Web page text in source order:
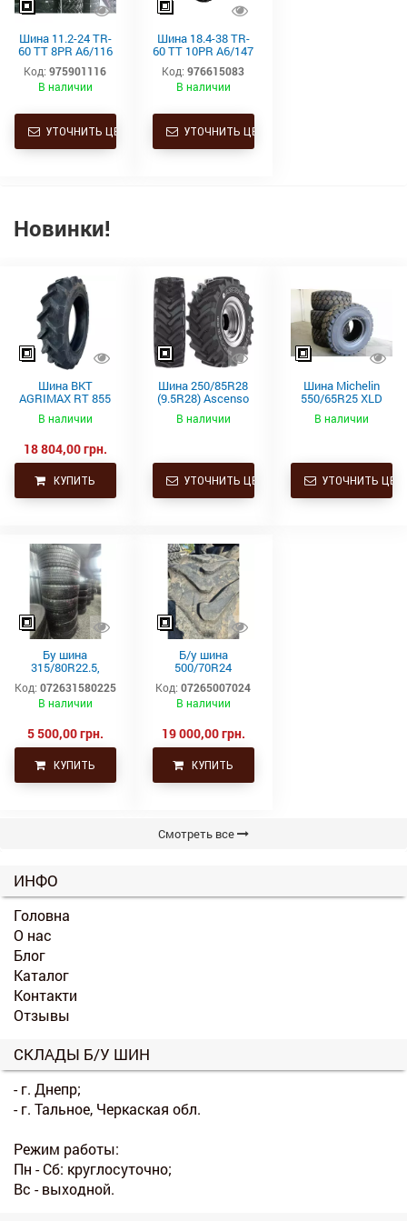
Шина 11.2-24 TR-
60 TT 8PR A6/116
Starmaxx
Код: 975901116
В наличии
УТОЧНИТЬ ЦЕНУ
Шина 18.4-38 TR-
60 TT 10PR A6/147
Starmaxx
Код: 976615083
В наличии
УТОЧНИТЬ ЦЕНУ
Новинки!
Шина BKT
AGRIMAX RT 855
250/85R28
112A8/112B TL
Украине
В наличии
18 804,00 грн.
КУПИТЬ
Шина 250/85R28
(9.5R28) Ascenso
TDR 850 112D TL
В наличии
УТОЧНИТЬ ЦЕНУ
Шина Michelin
550/65R25 XLD
182A2 L3 TL
В наличии
УТОЧНИТЬ
Бу шина
315/80R22.5,
315/80Р22.5,
315х80R22.5,
315.80R22.5
ведущая
Код: 072631580225
В наличии
5 500,00 грн.
КУПИТЬ
Б/у шина
500/70R24
(19.5L24)
Trelleborg
Код: 07265007024
В наличии
19 000,00 грн.
КУПИТЬ
Смотреть все
ИНФО
Головна
О нас
Блог
Каталог
Контакти
Отзывы
СКЛАДЫ Б/У ШИН
- г. Днепр;
- г. Тальное, Черкаская обл.
Режим работы:
Пн - Сб: круглосуточно;
Вс - выходной.